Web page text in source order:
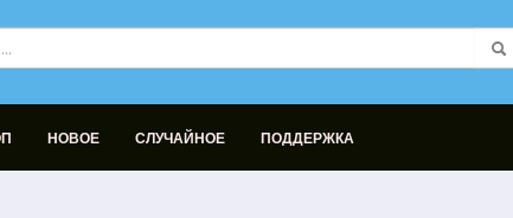
НОВОЕ СЛУЧАЙНОЕ ПОДДЕРЖКА